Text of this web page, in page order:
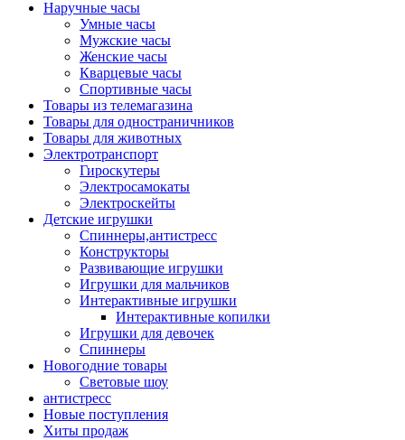
Наручные часы
Умные часы
Мужские часы
Женские часы
Кварцевые часы
Спортивные часы
Товары из телемагазина
Товары для одностраничников
Товары для животных
Электротранспорт
Гироскутеры
Электросамокаты
Электроскейты
Детские игрушки
Спиннеры,антистресс
Конструкторы
Развивающие игрушки
Игрушки для мальчиков
Интерактивные игрушки
Интерактивные копилки
Игрушки для девочек
Спиннеры
Новогодние товары
Световые шоу
антистресс
Новые поступления
Хиты продаж